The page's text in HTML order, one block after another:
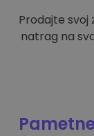
Prodajte svoj
natrag na